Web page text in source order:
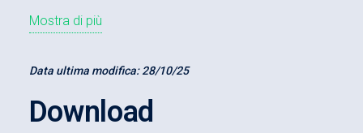
Corsa di rotazione da 13 a 18 mm
Forza nominale di bloccaggio (500 bar) da 7 a
41 kN
Mostra di più
Data ultima modifica:28/10/25
Download